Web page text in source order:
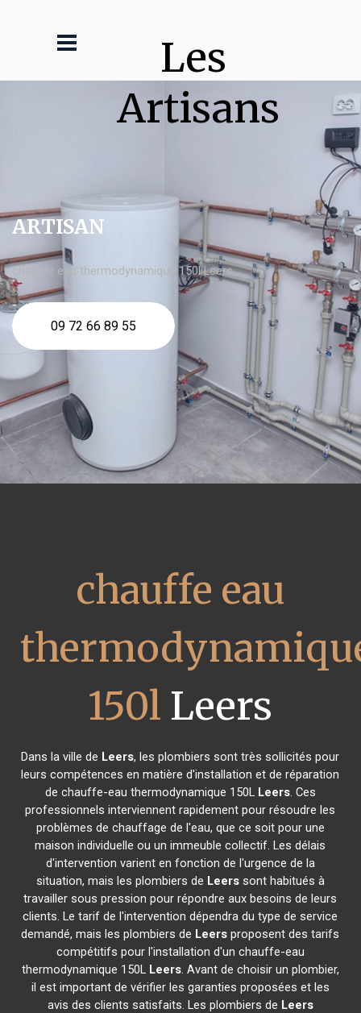
Les
Artisans
ARTISAN
chauffe eau thermodynamique 150l Leers
09 72 66 89 55
chauffe eau
150l Leers
Dans la ville de Leers, les plombiers sont très sollicités pour
leurs compétences en matière d'installation et de réparation
de chauffe-eau thermodynamique 150L Leers. Ces
professionnels interviennent rapidement pour résoudre les
problèmes de chauffage de l'eau, que ce soit pour une
maison individuelle ou un immeuble collectif. Les délais
d'intervention varient en fonction de l'urgence de la
situation, mais les plombiers de Leerssont habitués à
travailler sous pression pour répondre aux besoins de leurs
clients. Le tarif de l'intervention dépendra du type de service
demandé, mais les plombiers de Leers proposent des tarifs
compétitifs pour l'installation d'un chauffe-eau
thermodynamique 150L Leers. Avant de choisir un plombier,
il est important de vérifier les garanties proposées et les
avis des clients satisfaits. Les plombiers de Leers